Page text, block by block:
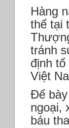
Hàng
thể tại
tránh
định
Việt
Để
ngoại,
báu